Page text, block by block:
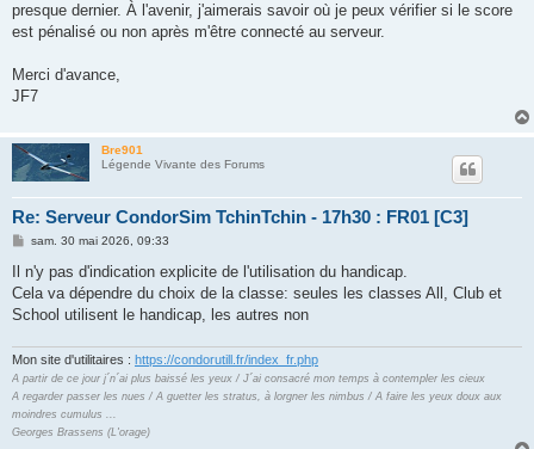
presque dernier. À l'avenir, j'aimerais savoir où je peux vérifier si le score
est pénalisé ou non après m'être connecté au serveur.
Merci d'avance,
JF7
Bre901
Légende Vivante des Forums
Re: Serveur CondorSim TchinTchin - 17h30 : FR01 [C3]
M
s
a
g
sam. 30 mai 2026, 09:33
Il n'y pas d'indication explicite de l'utilisation du handicap.
Cela va dépendre du choix de la classe: seules les classes All, Club et
School utilisent le handicap, les autres non
Mon site d'utilitaires : https://condorutill.fr/index_fr.php
A partir de ce jour j´n´ai plus baissé les yeux / J´ai consacré mon temps à contempler les cieux
A regarder passer les nues / A guetter les stratus, à lorgner les nimbus / A faire les yeux doux aux
moindres cumulus ...
Georges Brassens (L'orage)